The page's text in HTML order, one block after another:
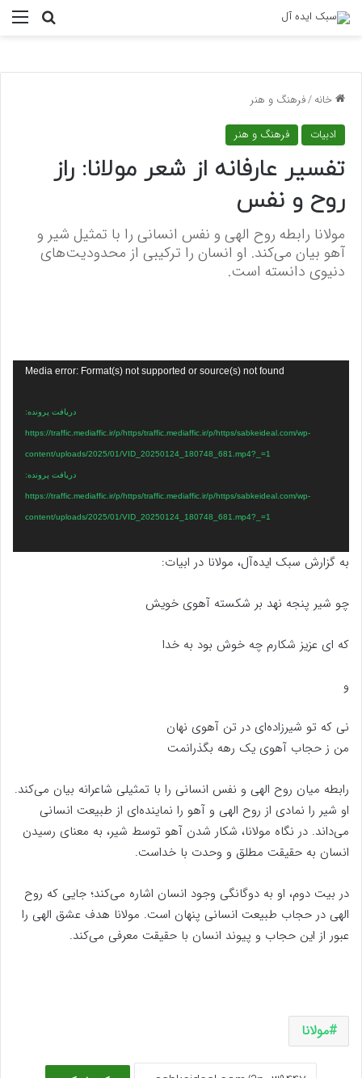
خانه/فرهنگ و هنر
ادبیات فرهنگ و هنر
تفسیر عارفانه از شعر مولانا: راز
روح و نفس
مولانا رابطه روح الهی و نفس انسانی را با تمثیل شیر و
آهو بیان می‌کند. او انسان را ترکیبی از محدودیت‌های
دنیوی دانسته است.
Media error: Format(s) not supported or source(s) not found
دریافت پرونده:
https://traffic.mediaffic.ir/p/https/traffic.mediaffic.ir/p/https/sabkeideal.com/wp-
content/uploads/2025/01/VID_20250124_180748_681.mp4?_=1
دریافت پرونده:
https://traffic.mediaffic.ir/p/https/traffic.mediaffic.ir/p/https/sabkeideal.com/wp-
content/uploads/2025/01/VID_20250124_180748_681.mp4?_=1
به گزارش سبک ایده‌آل، مولانا در ابیات:
چو شیر پنجه نهد بر شکسته آهوی خویش
که ای عزیز شکارم چه خوش بود به خدا
و
نی که تو شیرزاده‌ای در تن آهوی نهان
من ز حجاب آهوی یک رهه بگذرانمت
رابطه میان روح الهی و نفس انسانی را با تمثیلی شاعرانه بیان می‌کند.
او شیر را نمادی از روح الهی و آهو را نماینده‌ای از طبیعت انسانی
می‌داند. در نگاه مولانا، شکار شدن آهو توسط شیر، به معنای رسیدن
انسان به حقیقت مطلق و وحدت با خداست.
در بیت دوم، او به دوگانگی وجود انسان اشاره می‌کند؛ جایی که روح
الهی در حجاب طبیعت انسانی پنهان است. مولانا هدف عشق الهی را
عبور از این حجاب و پیوند انسان با حقیقت معرفی می‌کند.
مولانا